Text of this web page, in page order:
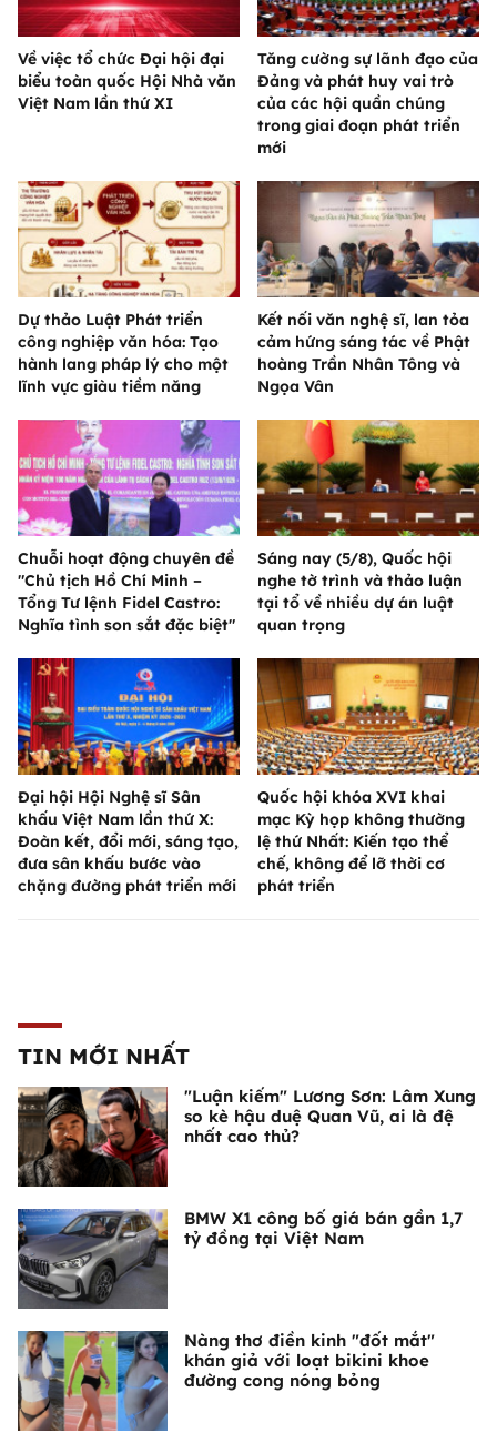
Về việc tổ chức Đại hội đại
biểu toàn quốc Hội Nhà văn
Việt Nam lần thứ XI
Tăng cường sự lãnh đạo của
Đảng và phát huy vai trò
của các hội quần chúng
trong giai đoạn phát triển
mới
Dự thảo Luật Phát triển
công nghiệp văn hóa: Tạo
hành lang pháp lý cho một
lĩnh vực giàu tiềm năng
Kết nối văn nghệ sĩ, lan tỏa
cảm hứng sáng tác về Phật
hoàng Trần Nhân Tông và
Ngọa Vân
Chuỗi hoạt động chuyên đề
"Chủ tịch Hồ Chí Minh –
Tổng Tư lệnh Fidel Castro:
Nghĩa tình son sắt đặc biệt"
Sáng nay (5/8), Quốc hội
nghe tờ trình và thảo luận
tại tổ về nhiều dự án luật
quan trọng
Đại hội Hội Nghệ sĩ Sân
khấu Việt Nam lần thứ X:
Đoàn kết, đổi mới, sáng tạo,
đưa sân khấu bước vào
chặng đường phát triển mới
Quốc hội khóa XVI khai
mạc Kỳ họp không thường
lệ thứ Nhất: Kiến tạo thể
chế, không để lỡ thời cơ
phát triển
TIN MỚI NHẤT
"Luận kiếm" Lương Sơn: Lâm Xung
so kè hậu duệ Quan Vũ, ai là đệ
nhất cao thủ?
BMW X1 công bố giá bán gần 1,7
tỷ đồng tại Việt Nam
Nàng thơ điền kinh "đốt mắt"
khán giả với loạt bikini khoe
đường cong nóng bỏng